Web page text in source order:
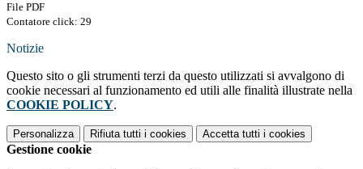
File PDF
Contatore click: 29
Notizie
Questo sito o gli strumenti terzi da questo utilizzati si avvalgono di
cookie necessari al funzionamento ed utili alle finalità illustrate nella
COOKIE POLICY.
Personalizza Rifiuta tutti i cookies Accetta tutti i cookies
Gestione cookie